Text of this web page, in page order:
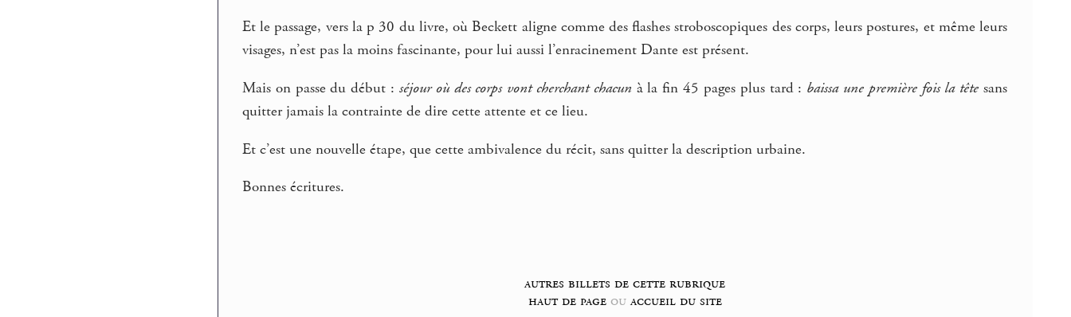
Et le passage, vers la p 30 du livre, où Beckett aligne comme des flashes stroboscopiques des corps, leurs postures, et même leurs
visages, n’est pas la moins fascinante, pour lui aussi l’enracinement Dante est présent.
Mais on passe du début : séjour où des corps vont cherchant chacun à la fin 45 pages plus tard : baissa une première fois la tête sans
quitter jamais la contrainte de dire cette attente et ce lieu.
Et c’est une nouvelle étape, que cette ambivalence du récit, sans quitter la description urbaine.
Bonnes écritures.
autres billets de cette rubrique
haut de pageouaccueil du site